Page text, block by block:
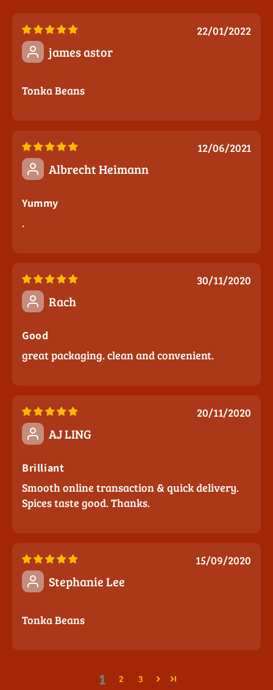
22/01/2022
james astor
Tonka Beans
12/06/2021
Albrecht Heimann
Yummy
.
30/11/2020
Rach
Good
great packaging. clean and convenient.
20/11/2020
AJ LING
Brilliant
Smooth online transaction & quick delivery.
Spices taste good. Thanks.
15/09/2020
Stephanie Lee
Tonka Beans
1 2 3